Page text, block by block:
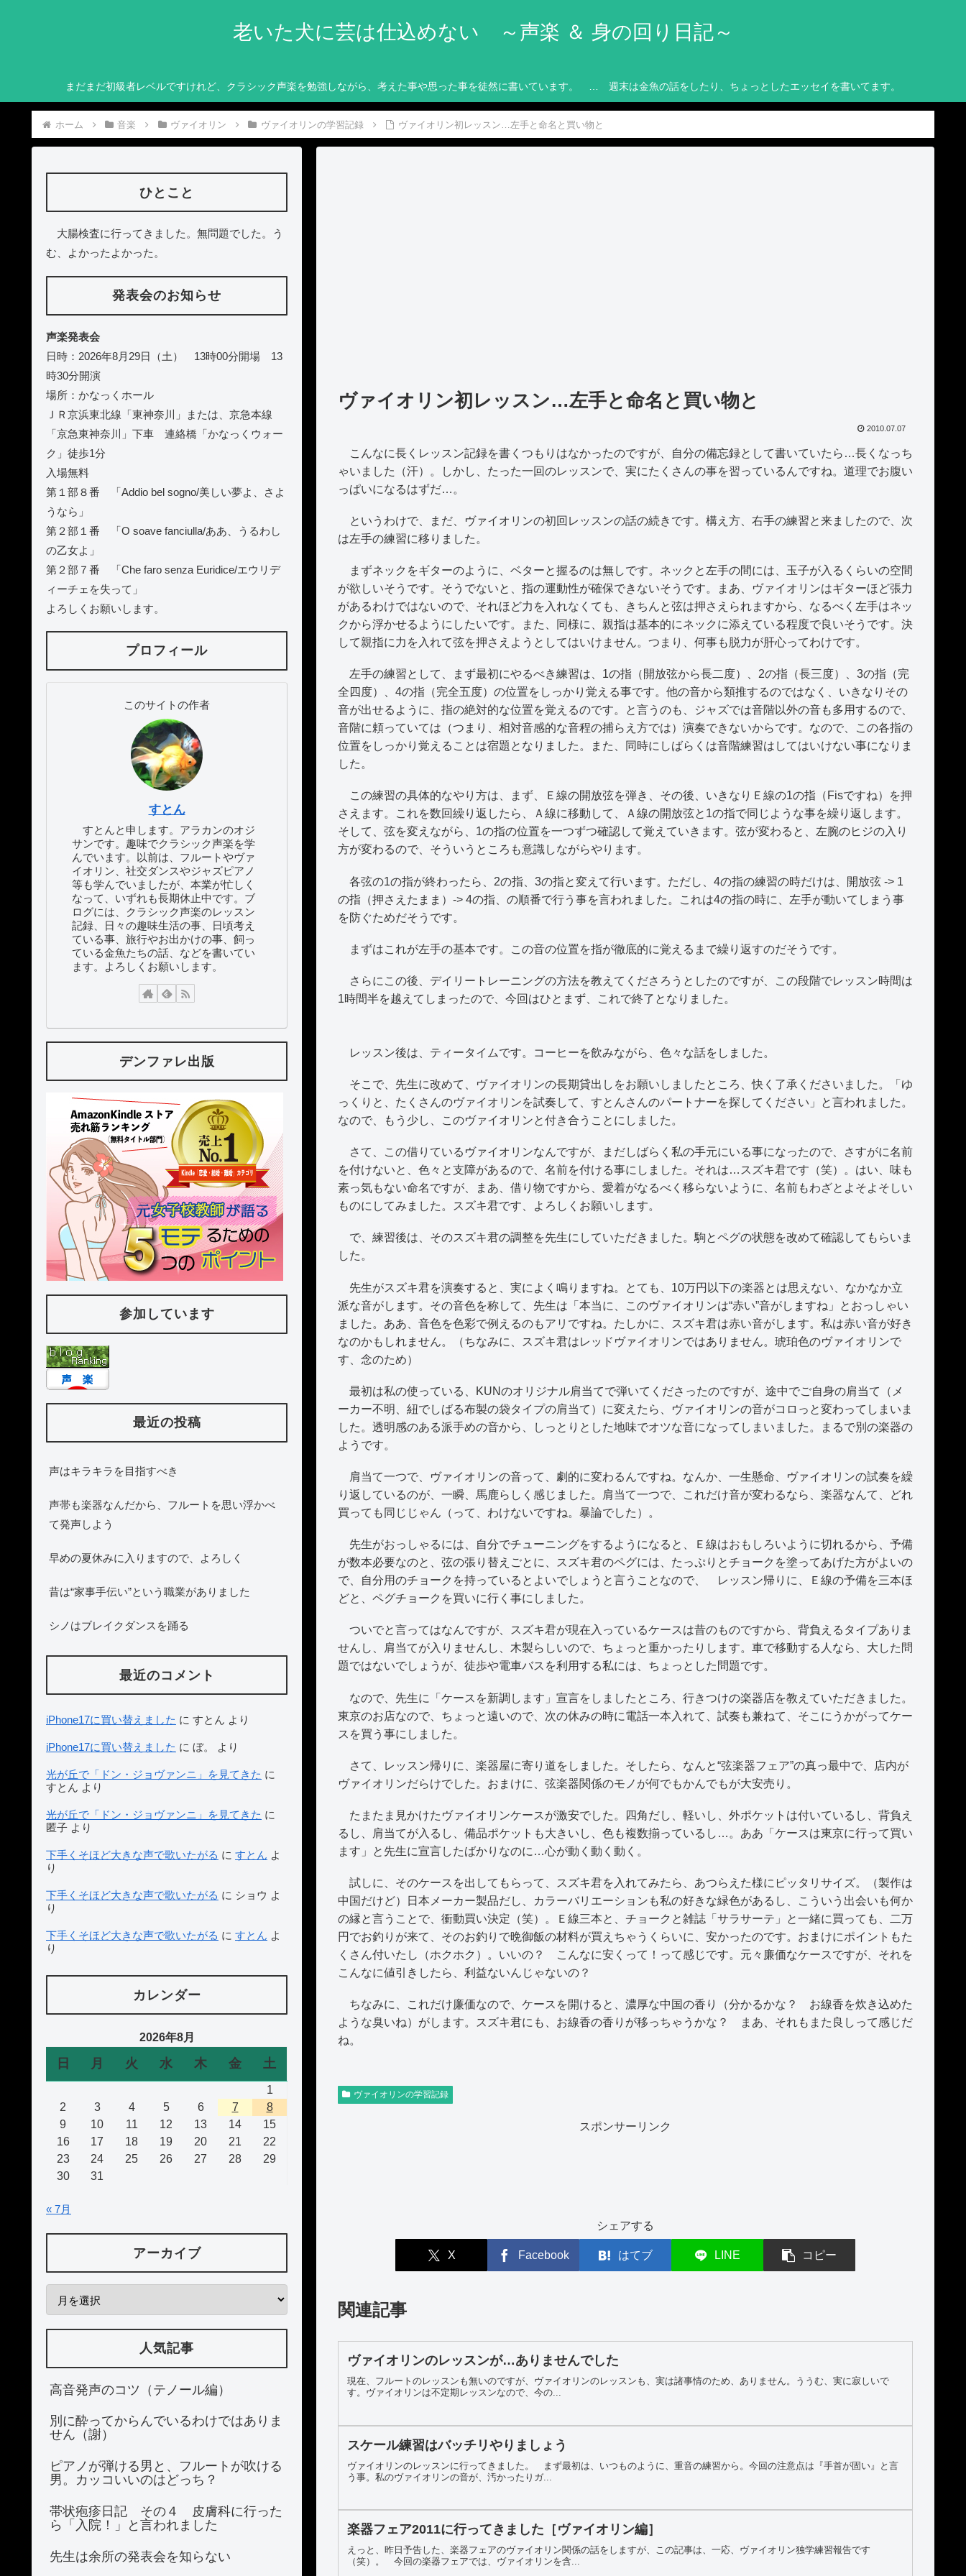
老いた犬に芸は仕込めない ～声楽 ＆ 身の回り日記～
まだまだ初級者レベルですけれど、クラシック声楽を勉強しながら、考えた事や思った事を徒然に書いています。 … 週末は金魚の話をしたり、ちょっとしたエッセイを書いてます。
ホーム 音楽 ヴァイオリン ヴァイオリンの学習記録 ヴァイオリン初レッスン…左手と命名と買い物と
ヴァイオリン初レッスン…左手と命名と買い物と
2010.07.07
こんなに長くレッスン記録を書くつもりはなかったのですが、自分の備忘録として書いていたら…長くなっち
ゃいました（汗）。しかし、たった一回のレッスンで、実にたくさんの事を習っているんですね。道理でお腹い
っぱいになるはずだ…。
というわけで、まだ、ヴァイオリンの初回レッスンの話の続きです。構え方、右手の練習と来ましたので、次
は左手の練習に移りました。
まずネックをギターのように、ベターと握るのは無しです。ネックと左手の間には、玉子が入るくらいの空間
が欲しいそうです。そうでないと、指の運動性が確保できないそうです。まあ、ヴァイオリンはギターほど張力
があるわけではないので、それほど力を入れなくても、きちんと弦は押さえられますから、なるべく左手はネッ
クから浮かせるようにしたいです。また、同様に、親指は基本的にネックに添えている程度で良いそうです。決
して親指に力を入れて弦を押さえようとしてはいけません。つまり、何事も脱力が肝心ってわけです。
左手の練習として、まず最初にやるべき練習は、1の指（開放弦から長二度）、2の指（長三度）、3の指（完
全四度）、4の指（完全五度）の位置をしっかり覚える事です。他の音から類推するのではなく、いきなりその
音が出せるように、指の絶対的な位置を覚えるのです。と言うのも、ジャズでは音階以外の音も多用するので、
音階に頼っていては（つまり、相対音感的な音程の捕らえ方では）演奏できないからです。なので、この各指の
位置をしっかり覚えることは宿題となりました。また、同時にしばらくは音階練習はしてはいけない事になりま
した。
この練習の具体的なやり方は、まず、Ｅ線の開放弦を弾き、その後、いきなりＥ線の1の指（Fisですね）を押
さえます。これを数回繰り返したら、Ａ線に移動して、Ａ線の開放弦と1の指で同じような事を繰り返します。
そして、弦を変えながら、1の指の位置を一つずつ確認して覚えていきます。弦が変わると、左腕のヒジの入り
方が変わるので、そういうところも意識しながらやります。
各弦の1の指が終わったら、2の指、3の指と変えて行います。ただし、4の指の練習の時だけは、開放弦 -> 1
の指（押さえたまま）-> 4の指、の順番で行う事を言われました。これは4の指の時に、左手が動いてしまう事
を防ぐためだそうです。
まずはこれが左手の基本です。この音の位置を指が徹底的に覚えるまで繰り返すのだそうです。
さらにこの後、デイリートレーニングの方法を教えてくださろうとしたのですが、この段階でレッスン時間は
1時間半を越えてしまったので、今回はひとまず、これで終了となりました。
レッスン後は、ティータイムです。コーヒーを飲みながら、色々な話をしました。
そこで、先生に改めて、ヴァイオリンの長期貸出しをお願いしましたところ、快く了承くださいました。「ゆ
っくりと、たくさんのヴァイオリンを試奏して、すとんさんのパートナーを探してください」と言われました。
なので、もう少し、このヴァイオリンと付き合うことにしました。
さて、この借りているヴァイオリンなんですが、まだしばらく私の手元にいる事になったので、さすがに名前
を付けないと、色々と支障があるので、名前を付ける事にしました。それは…スズキ君です（笑）。はい、味も
素っ気もない命名ですが、まあ、借り物ですから、愛着がなるべく移らないように、名前もわざとよそよそしい
ものにしてみました。スズキ君です、よろしくお願いします。
で、練習後は、そのスズキ君の調整を先生にしていただきました。駒とペグの状態を改めて確認してもらいま
した。
先生がスズキ君を演奏すると、実によく鳴りますね。とても、10万円以下の楽器とは思えない、なかなか立
派な音がします。その音色を称して、先生は「本当に、このヴァイオリンは“赤い”音がしますね」とおっしゃい
ました。ああ、音色を色彩で例えるのもアリですね。たしかに、スズキ君は赤い音がします。私は赤い音が好き
なのかもしれません。（ちなみに、スズキ君はレッドヴァイオリンではありません。琥珀色のヴァイオリンで
す、念のため）
最初は私の使っている、KUNのオリジナル肩当てで弾いてくださったのですが、途中でご自身の肩当て（メ
ーカー不明、紐でしばる布製の袋タイプの肩当て）に変えたら、ヴァイオリンの音がコロっと変わってしまいま
した。透明感のある派手めの音から、しっとりとした地味でオツな音になってしまいました。まるで別の楽器の
ようです。
肩当て一つで、ヴァイオリンの音って、劇的に変わるんですね。なんか、一生懸命、ヴァイオリンの試奏を繰
り返しているのが、一瞬、馬鹿らしく感じました。肩当て一つで、これだけ音が変わるなら、楽器なんて、どれ
買っても同じじゃん（って、わけないですね。暴論でした）。
先生がおっしゃるには、自分でチューニングをするようになると、Ｅ線はおもしろいように切れるから、予備
が数本必要なのと、弦の張り替えごとに、スズキ君のペグには、たっぷりとチョークを塗ってあげた方がよいの
で、自分用のチョークを持っているとよいでしょうと言うことなので、 レッスン帰りに、Ｅ線の予備を三本ほ
どと、ペグチョークを買いに行く事にしました。
ついでと言ってはなんですが、スズキ君が現在入っているケースは昔のものですから、背負えるタイプありま
せんし、肩当てが入りませんし、木製らしいので、ちょっと重かったりします。車で移動する人なら、大した問
題ではないでしょうが、徒歩や電車バスを利用する私には、ちょっとした問題です。
なので、先生に「ケースを新調します」宣言をしましたところ、行きつけの楽器店を教えていただきました。
東京のお店なので、ちょっと遠いので、次の休みの時に電話一本入れて、試奏も兼ねて、そこにうかがってケー
スを買う事にしました。
さて、レッスン帰りに、楽器屋に寄り道をしました。そしたら、なんと“弦楽器フェア”の真っ最中で、店内が
ヴァイオリンだらけでした。おまけに、弦楽器関係のモノが何でもかんでもが大安売り。
たまたま見かけたヴァイオリンケースが激安でした。四角だし、軽いし、外ポケットは付いているし、背負え
るし、肩当てが入るし、備品ポケットも大きいし、色も複数揃っているし…。ああ「ケースは東京に行って買い
ます」と先生に宣言したばかりなのに…心が動く動く動く。
試しに、そのケースを出してもらって、スズキ君を入れてみたら、あつらえた様にピッタリサイズ。（製作は
中国だけど）日本メーカー製品だし、カラーバリエーションも私の好きな緑色があるし、こういう出会いも何か
の縁と言うことで、衝動買い決定（笑）。Ｅ線三本と、チョークと雑誌「サラサーテ」と一緒に買っても、二万
円でお釣りが来て、そのお釣りで晩御飯の材料が買えちゃうくらいに、安かったのです。おまけにポイントもた
くさん付いたし（ホクホク）。いいの？ こんなに安くって！って感じです。元々廉価なケースですが、それを
こんなに値引きしたら、利益ないんじゃないの？
ちなみに、これだけ廉価なので、ケースを開けると、濃厚な中国の香り（分かるかな？ お線香を炊き込めた
ような臭いね）がします。スズキ君にも、お線香の香りが移っちゃうかな？ まあ、それもまた良しって感じだ
ね。
ヴァイオリンの学習記録
スポンサーリンク
シェアする
X Facebook はてブ LINE コピー
関連記事
ヴァイオリンのレッスンが…ありませんでした
現在、フルートのレッスンも無いのですが、ヴァイオリンのレッスンも、実は諸事情のため、ありません。ううむ、実に寂しいで
す。ヴァイオリンは不定期レッスンなので、今の...
スケール練習はバッチリやりましょう
ヴァイオリンのレッスンに行ってきました。 まず最初は、いつものように、重音の練習から。今回の注意点は『手首が固い』と言
う事。私のヴァイオリンの音が、汚かったりガ...
楽器フェア2011に行ってきました［ヴァイオリン編］
えっと、昨日予告した、楽器フェアのヴァイオリン関係の話をしますが、この記事は、一応、ヴァイオリン独学練習報告です
（笑）。 今回の楽器フェアでは、ヴァイオリンを含...
ひとこと
大腸検査に行ってきました。無問題でした。う
む、よかったよかった。
発表会のお知らせ
声楽発表会
日時：2026年8月29日（土） 13時00分開場 13
時30分開演
場所：かなっくホール
ＪＲ京浜東北線「東神奈川」または、京急本線
「京急東神奈川」下車 連絡橋「かなっくウォー
ク」徒歩1分
入場無料
第１部８番 「Addio bel sogno/美しい夢よ、さよ
うなら」
第２部１番 「O soave fanciulla/ああ、うるわし
の乙女よ」
第２部７番 「Che faro senza Euridice/エウリデ
ィーチェを失って」
よろしくお願いします。
プロフィール
このサイトの作者
すとん
すとんと申します。アラカンのオジ
サンです。趣味でクラシック声楽を学
んでいます。以前は、フルートやヴァ
イオリン、社交ダンスやジャズピアノ
等も学んでいましたが、本業が忙しく
なって、いずれも長期休止中です。ブ
ログには、クラシック声楽のレッスン
記録、日々の趣味生活の事、日頃考え
ている事、旅行やお出かけの事、飼っ
ている金魚たちの話、などを書いてい
ます。よろしくお願いします。
デンファレ出版
参加しています
最近の投稿
声はキラキラを目指すべき
声帯も楽器なんだから、フルートを思い浮かべ
て発声しよう
早めの夏休みに入りますので、よろしく
昔は“家事手伝い”という職業がありました
シノはブレイクダンスを踊る
最近のコメント
iPhone17に買い替えました に すとん より
iPhone17に買い替えました に ぼ。 より
光が丘で「ドン・ジョヴァンニ」を見てきた に
すとん より
光が丘で「ドン・ジョヴァンニ」を見てきた に
匿子 より
下手くそほど大きな声で歌いたがる に すとん よ
り
下手くそほど大きな声で歌いたがる に ショウ よ
り
下手くそほど大きな声で歌いたがる に すとん よ
り
カレンダー
2026年8月
日 月 火 水 木 金 土
1
2
3 4 5 6 7
8
9
10 11 12 13 14
15
16
17 18 19 20 21
22
23
24 25 26 27 28
29
30
31
« 7月
アーカイブ
人気記事
高音発声のコツ（テノール編）
別に酔ってからんでいるわけではありま
せん（謝）
ピアノが弾ける男と、フルートが吹ける
男。カッコいいのはどっち？
帯状疱疹日記 その４ 皮膚科に行った
ら「入院！」と言われました
先生は余所の発表会を知らない